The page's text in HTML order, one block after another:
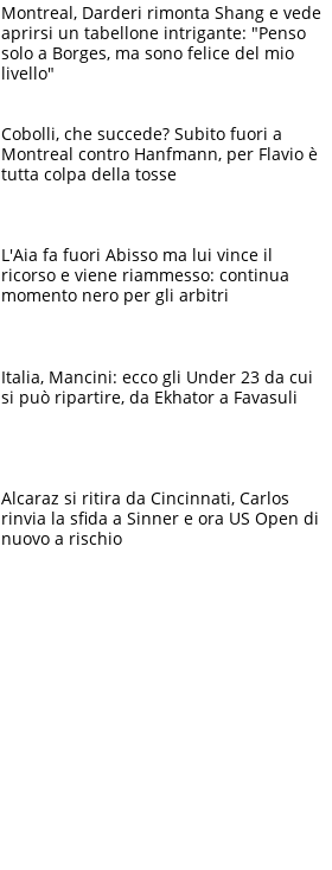
Montreal, Darderi rimonta Shang e vede
aprirsi un tabellone intrigante: "Penso
solo a Borges, ma sono felice del mio
livello"
Cobolli, che succede? Subito fuori a
Montreal contro Hanfmann, per Flavio è
tutta colpa della tosse
L'Aia fa fuori Abisso ma lui vince il
ricorso e viene riammesso: continua
momento nero per gli arbitri
Italia, Mancini: ecco gli Under 23 da cui
si può ripartire, da Ekhator a Favasuli
Alcaraz si ritira da Cincinnati, Carlos
rinvia la sfida a Sinner e ora US Open di
nuovo a rischio